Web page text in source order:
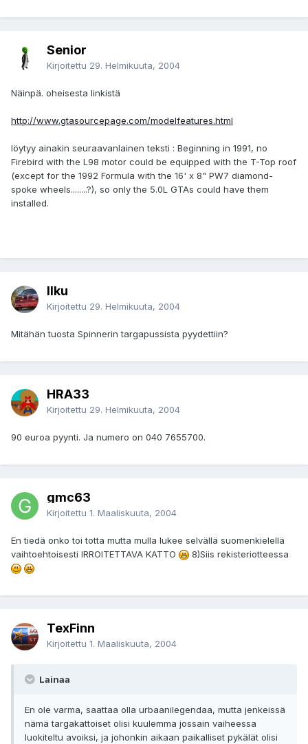
Senior
Kirjoitettu 29. Helmikuuta, 2004
Näinpä. oheisesta linkistä
http://www.gtasourcepage.com/modelfeatures.html
löytyy ainakin seuraavanlainen teksti : Beginning in 1991, no
Firebird with the L98 motor could be equipped with the T-Top roof
(except for the 1992 Formula with the 16' x 8" PW7 diamond-
spoke wheels........?), so only the 5.0L GTAs could have them
installed.
Ilku
Kirjoitettu 29. Helmikuuta, 2004
Mitähän tuosta Spinnerin targapussista pyydettiin?
HRA33
Kirjoitettu 29. Helmikuuta, 2004
90 euroa pyynti. Ja numero on 040 7655700.
gmc63
Kirjoitettu 1. Maaliskuuta, 2004
En tiedä onko toi totta mutta mulla lukee selvällä suomenkielellä
vaihtoehtoisesti IRROITETTAVA KATTO
8)Siis rekisteriotteessa
TexFinn
Kirjoitettu 1. Maaliskuuta, 2004
Lainaa
En ole varma, saattaa olla urbaanilegendaa, mutta jenkeissä
nämä targakattoiset olisi kuulemma jossain vaiheessa
luokiteltu avoiksi, ja johonkin aikaan paikalliset pykälät olisi